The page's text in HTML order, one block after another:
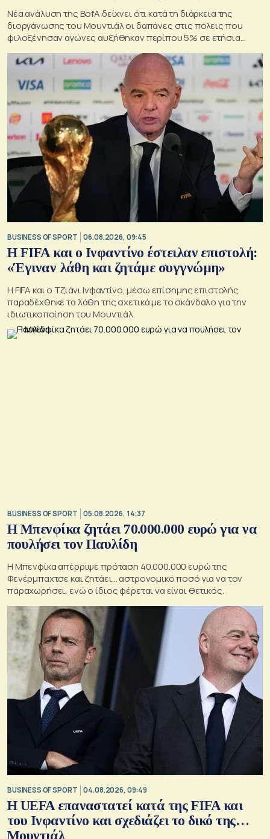
Νέα ανάλυση της BofA δείχνει ότι κατά τη διάρκεια της
διοργάνωσης του Μουντιάλ οι δαπάνες στις πόλεις που
φιλοξένησαν αγώνες αυξήθηκαν περίπου 5% σε ετήσια
βάση
BUSINESS OF SPORT 06.08.2026, 09:45
Η FIFA και ο Ινφαντίνο έστειλαν επιστολή:
«Έγιναν λάθη και ζητάμε συγγνώμη»
Η FIFA και ο Τζιάνι Ινφαντίνο, μέσω επίσημης επιστολής
παραδέχθηκε τα λάθη της σχετικά με το σκάνδαλο για την
ιδιωτικοποίηση του Μουντιάλ.
BUSINESS OF SPORT 05.08.2026, 14:37
Η Μπενφίκα ζητάει 70.000.000 ευρώ για να
πουλήσει τον Παυλίδη
Η Μπενφίκα απέρριψε πρόταση 40.000.000 ευρώ της
Φενέρμπαχτσε και ζητάει… αστρονομικό ποσό για να τον
παραχωρήσει, ενώ ο ίδιος φέρεται να είναι θετικός.
BUSINESS OF SPORT 04.08.2026, 09:49
Η UEFA επαναστατεί κατά της FIFA και
του Ινφαντίνο και σχεδιάζει το δικό της…
Μουντιάλ